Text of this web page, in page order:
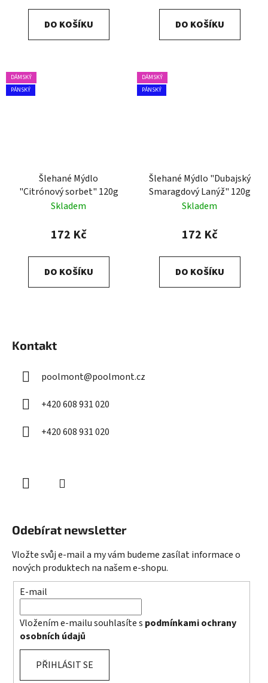
DO KOŠÍKU DO KOŠÍKU
DÁMSKÝ
PÁNSKÝ
Šlehané Mýdlo
"Citrónový sorbet" 120g
Skladem
172 Kč
DO KOŠÍKU
DÁMSKÝ
PÁNSKÝ
Šlehané Mýdlo "Dubajský
Smaragdový Lanýž" 120g
Skladem
172 Kč
DO KOŠÍKU
Kontakt
poolmont@poolmont.cz
+420 608 931 020
+420 608 931 020
Odebírat newsletter
Vložte svůj e-mail a my vám budeme zasílat informace o
nových produktech na našem e-shopu.
E-mail
Vložením e-mailu souhlasíte s podmínkami ochrany
osobních údajů
PŘIHLÁSIT SE